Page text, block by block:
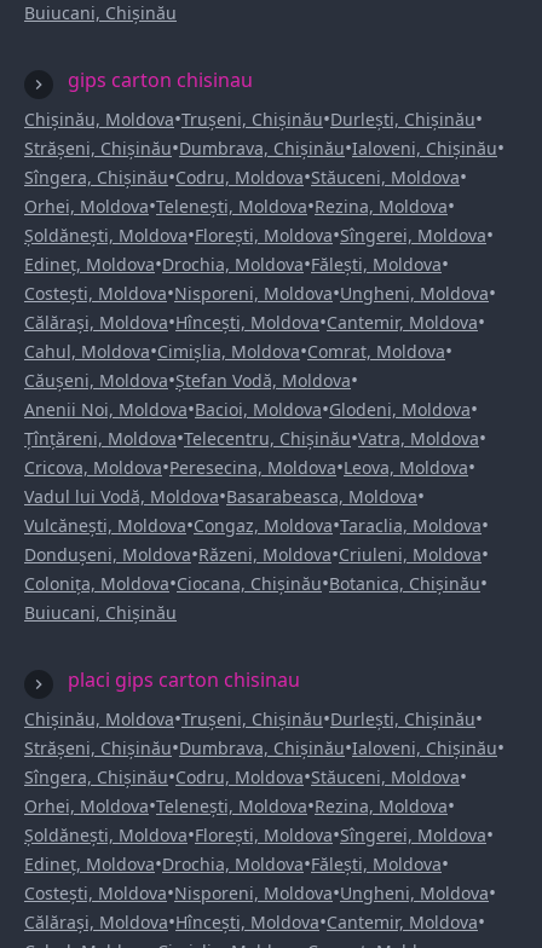
Buiucani, Chișinău
gips carton chisinau
Chișinău, Moldova•Trușeni, Chișinău•Durlești, Chișinău•
Strășeni, Chișinău•Dumbrava, Chișinău•Ialoveni, Chișinău•
Sîngera, Chișinău•Codru, Moldova•Stăuceni, Moldova•
Orhei, Moldova•Telenești, Moldova•Rezina, Moldova•
Șoldănești, Moldova•Florești, Moldova•Sîngerei, Moldova•
Edineț, Moldova•Drochia, Moldova•Fălești, Moldova•
Costești, Moldova•Nisporeni, Moldova•Ungheni, Moldova•
Călărași, Moldova•Hîncești, Moldova•Cantemir, Moldova•
Cahul, Moldova•Cimișlia, Moldova•Comrat, Moldova•
Căușeni, Moldova•Ștefan Vodă, Moldova•
Anenii Noi, Moldova•Bacioi, Moldova•Glodeni, Moldova•
Țînțăreni, Moldova•Telecentru, Chișinău•Vatra, Moldova•
Cricova, Moldova•Peresecina, Moldova•Leova, Moldova•
Vadul lui Vodă, Moldova•Basarabeasca, Moldova•
Vulcănești, Moldova•Congaz, Moldova•Taraclia, Moldova•
Dondușeni, Moldova•Răzeni, Moldova•Criuleni, Moldova•
Colonița, Moldova•Ciocana, Chișinău•Botanica, Chișinău•
Buiucani, Chișinău
placi gips carton chisinau
Chișinău, Moldova•Trușeni, Chișinău•Durlești, Chișinău•
Strășeni, Chișinău•Dumbrava, Chișinău•Ialoveni, Chișinău•
Sîngera, Chișinău•Codru, Moldova•Stăuceni, Moldova•
Orhei, Moldova•Telenești, Moldova•Rezina, Moldova•
Șoldănești, Moldova•Florești, Moldova•Sîngerei, Moldova•
Edineț, Moldova•Drochia, Moldova•Fălești, Moldova•
Costești, Moldova•Nisporeni, Moldova•Ungheni, Moldova•
Călărași, Moldova•Hîncești, Moldova•Cantemir, Moldova•